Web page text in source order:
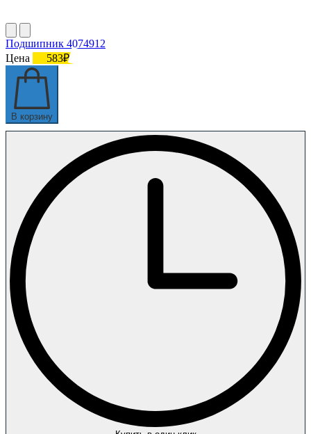
Подшипник 4074912
Цена
583₽
В корзину